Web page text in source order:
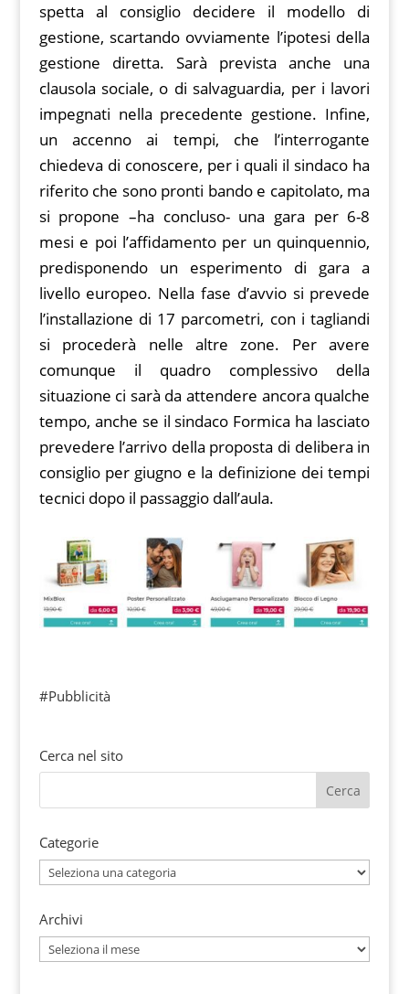
spetta al consiglio decidere il modello di
gestione, scartando ovviamente l’ipotesi della
gestione diretta. Sarà prevista anche una
clausola sociale, o di salvaguardia, per i lavori
impegnati nella precedente gestione. Infine,
un accenno ai tempi, che l’interrogante
chiedeva di conoscere, per i quali il sindaco ha
riferito che sono pronti bando e capitolato, ma
si propone –ha concluso- una gara per 6-8
mesi e poi l’affidamento per un quinquennio,
predisponendo un esperimento di gara a
livello europeo. Nella fase d’avvio si prevede
l’installazione di 17 parcometri, con i tagliandi
si procederà nelle altre zone. Per avere
comunque il quadro complessivo della
situazione ci sarà da attendere ancora qualche
tempo, anche se il sindaco Formica ha lasciato
prevedere l’arrivo della proposta di delibera in
consiglio per giugno e la definizione dei tempi
tecnici dopo il passaggio dall’aula.
#Pubblicità
Cerca nel sito
Categorie
Categorie
Archivi
Archivi